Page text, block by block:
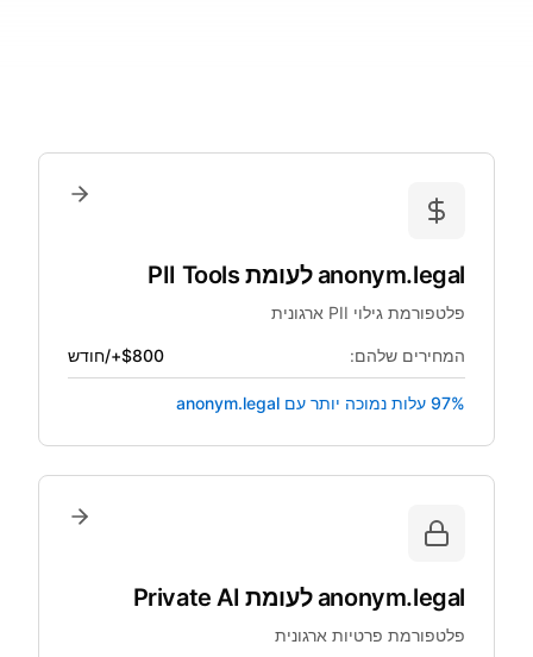
anonym.legal לעומתPII Tools
פלטפורמת גילוי PII ארגונית
המחירים שלהם: $800+/חודש
97% עלות נמוכה יותר עם anonym.legal
anonym.legal לעומת Private AI
פלטפורמת פרטיות ארגונית